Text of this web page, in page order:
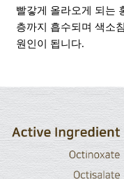
빨갛게 올라오게 되는
층까지 흡수되며 색소
원인이 됩니다.